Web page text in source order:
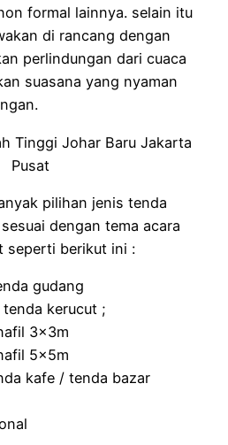
formal lainnya. selain itu
di rancang dengan
perlindungan dari cuaca
suasana yang nyaman
pilihan jenis tenda
dengan tema acara
seperti berikut ini :
gudang
kerucut ;
3x3m
5x5m
kafe / tenda bazar